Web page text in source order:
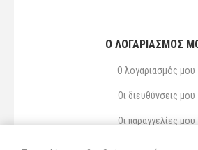
Ο ΛΟΓΑΡΙΑΣΜΌΣ
Ο λογαριασμός μου
Οι διευθύνσεις μου
Οι παραγγελίες μου